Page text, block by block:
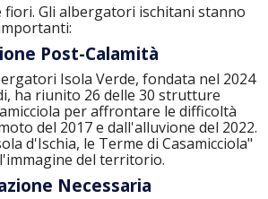
Gli albergatori ischitani stanno
Post-Calamità
Isola Verde, fondata nel 2024
ha riunito 26 delle 30 strutture
per affrontare le difficoltà
del 2017 e dall'alluvione del 2022.
d'Ischia, le Terme di Casamicciola"
del territorio.
Necessaria